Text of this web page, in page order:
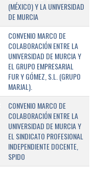
(MÉXICO) Y LA UNIVERSIDAD
DE MURCIA
CONVENIO MARCO DE
COLABORACIÓN ENTRE LA
UNIVERSIDAD DE MURCIA Y
EL GRUPO EMPRESARIAL
FUR Y GÓMEZ, S.L. (GRUPO
MARJAL).
CONVENIO MARCO DE
COLABORACIÓN ENTRE LA
UNIVERSIDAD DE MURCIA Y
EL SINDICATO PROFESIONAL
INDEPENDIENTE DOCENTE,
SPIDO